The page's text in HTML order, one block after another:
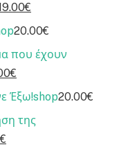
20.00€
που έχουν
Έξω!shop20.00€
της